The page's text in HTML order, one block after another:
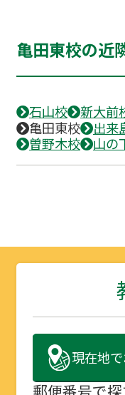
亀田東校の近
石山校 新大前
亀田東校
出来
曽野木校
山の
現在地で